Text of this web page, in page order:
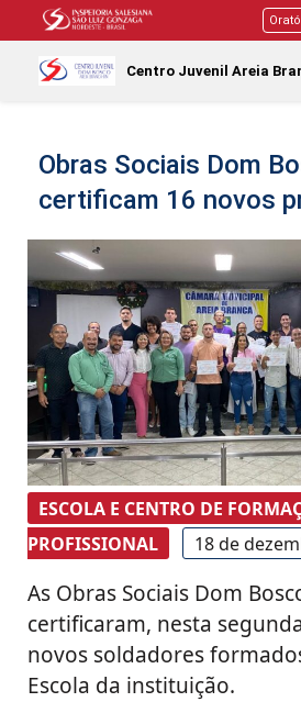
Centro Juvenil Areia
Obras Sociais Dom
certificam 16 novos
ESCOLA E CENTRO DE
PROFISSIONAL
18 de
As Obras Sociais Dom
certificaram, nesta
novos soldadores
Escola da instituição.